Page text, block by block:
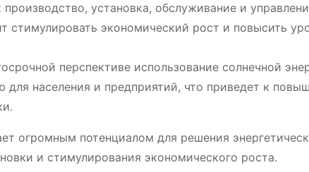
установка, обслуживание и
стимулировать экономический рост и повысить
перспективе использование солнечной
для населения и предприятий, что приведет к
огромным потенциалом для решения
и стимулирования экономического роста.